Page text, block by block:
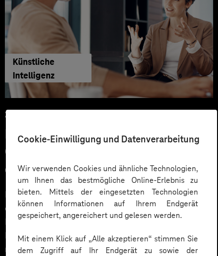
Cookie-Einwilligung und Datenverarbeitung
Wir verwenden Cookies und ähnliche Technologien,
um Ihnen das bestmögliche Online-Erlebnis zu
bieten. Mittels der eingesetzten Technologien
können Informationen auf Ihrem Endgerät
gespeichert, angereichert und gelesen werden.
Mit einem Klick auf „Alle akzeptieren“ stimmen Sie
dem Zugriff auf Ihr Endgerät zu sowie der
Künstliche
Intelligenz
29.06.2026
KI‑Agenten im HR: Konkrete Use
Cases, KPIs und Governance
entlang der Employee Journey
KI‑Agenten im HR sind mehr als Chatbots: Sie
orchestrieren Prozesse entlang der gesamten
Employee Journey und schaffen messbaren Business
Impact. Der Beitrag zeigt konkrete Use Cases,
relevante KPIs für den Mittelstand sowie